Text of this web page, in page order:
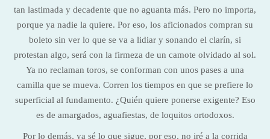
tan lastimada y decadente que no aguanta más. Pero no importa,
porque ya nadie la quiere. Por eso, los aficionados compran su
boleto sin ver lo que se va a lidiar y sonando el clarín, si
protestan algo, será con la firmeza de un camote olvidado al sol.
Ya no reclaman toros, se conforman con unos pases a una
camilla que se mueva. Corren los tiempos en que se prefiere lo
superficial al fundamento. ¿Quién quiere ponerse exigente? Eso
es de amargados, aguafiestas, de loquitos ortodoxos.
Por lo demás, ya sé lo que sigue, por eso, no iré a la corrida